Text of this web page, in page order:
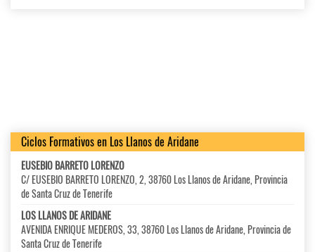
Ciclos Formativos en Los Llanos de Aridane
EUSEBIO BARRETO LORENZO
C/ EUSEBIO BARRETO LORENZO, 2, 38760 Los Llanos de Aridane, Provincia
de Santa Cruz de Tenerife
LOS LLANOS DE ARIDANE
AVENIDA ENRIQUE MEDEROS, 33, 38760 Los Llanos de Aridane, Provincia de
Santa Cruz de Tenerife